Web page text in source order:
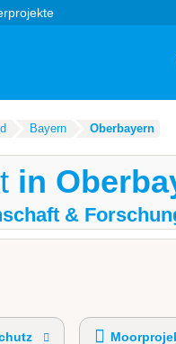
Bayern Oberbayern
in
&